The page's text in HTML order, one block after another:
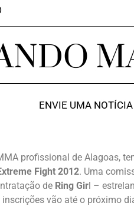
ENVIE UMA NOTÍCIA
profissional de Alagoas,
Fight 2012. Uma
de Ring Girl –
vão até o próximo